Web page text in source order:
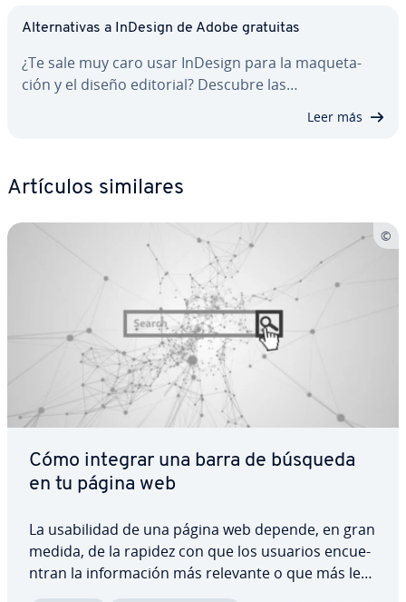
Al­te­r­na­ti­vas a InDesign de Adobe gratuitas
¿Te sale muy caro usar InDesign para la ma­que­ta­
ción y el diseño editorial? Descubre las…
Leer más
Artículos similares
Cómo integrar una barra de búsqueda
en tu página web
La usa­bi­li­dad de una página web depende, en gran
medida, de la rapidez con que los usuarios en­cue­
n­tran la in­fo­r­ma­ción más relevante o que más les